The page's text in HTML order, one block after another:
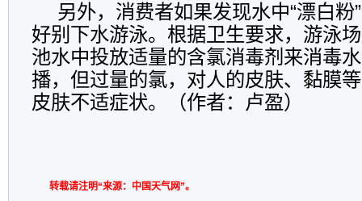
另外，消费者如果发现水中“漂白粉
好别下水游泳。根据卫生要求，游泳
池水中投放适量的含氯消毒剂来消毒
播，但过量的氯，对人的皮肤、黏膜
皮肤不适症状。（作者：卢盈）
转载请注明“来源：中国天气网”。